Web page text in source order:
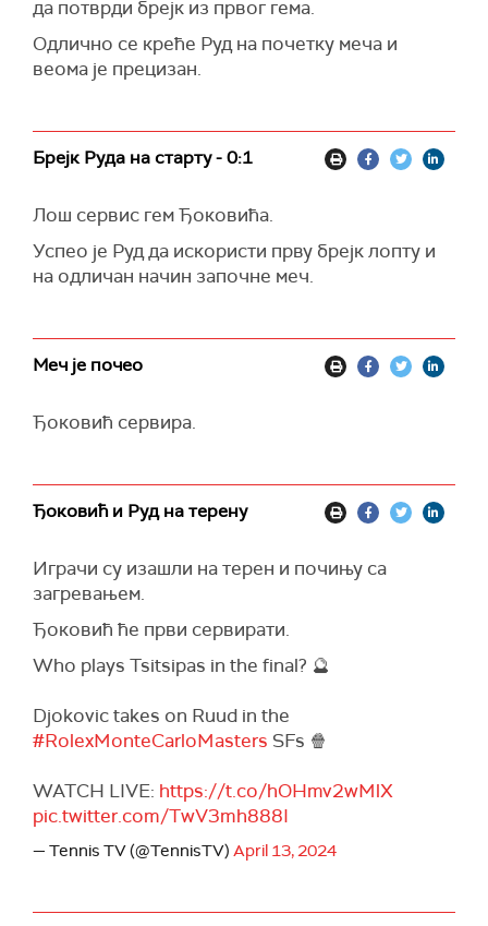
да потврди брејк из првог гема.
Одлично се креће Руд на почетку меча и
веома је прецизан.
Брејк Руда на старту - 0:1
Лош сервис гем Ђоковића.
Успео је Руд да искористи прву брејк лопту и
на одличан начин започне меч.
Меч је почео
Ђоковић сервира.
Ђоковић и Руд на терену
Играчи су изашли на терен и почињу са
загревањем.
Ђоковић ће први сервирати.
Who plays Tsitsipas in the final? 🔮
Djokovic takes on Ruud in the
#RolexMonteCarloMasters SFs 🍿
WATCH LIVE: https://t.co/hOHmv2wMlX
pic.twitter.com/TwV3mh888I
— Tennis TV (@TennisTV) April 13, 2024